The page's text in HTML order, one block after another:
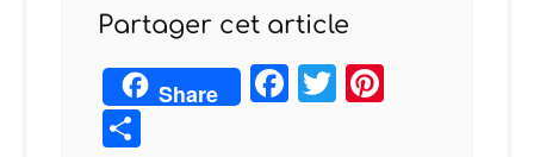
Partager cet article
Share Facebook
Twitter